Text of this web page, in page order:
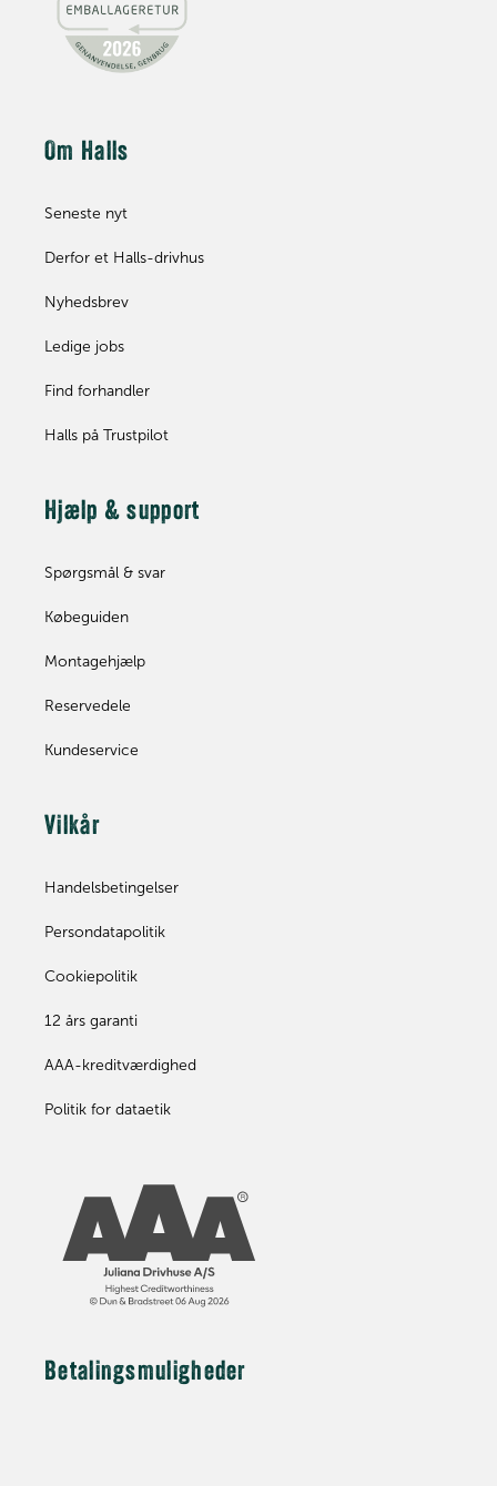
Om Halls
Seneste nyt
Derfor et Halls-drivhus
Nyhedsbrev
Ledige jobs
Find forhandler
Halls på Trustpilot
Hjælp & support
Spørgsmål & svar
Købeguiden
Montagehjælp
Reservedele
Kundeservice
Vilkår
Handelsbetingelser
Persondatapolitik
Cookiepolitik
12 års garanti
AAA-kreditværdighed
Politik for dataetik
Betalingsmuligheder